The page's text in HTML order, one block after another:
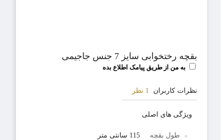
بقچه رختخوابی سایز 7 جنس جاجیمی
به من از طریق پیامک اطلاع بده
نظرات کاربران 1 نظر
ویژگی های اصلی
طول بقچه 115 سانتی متر